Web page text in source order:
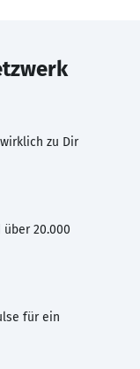
zu Dir
20.000
für ein